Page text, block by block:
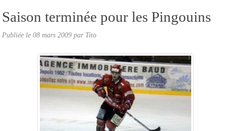
Saison terminée pour les Pingouins
Publiée le 08 mars 2009 par Tito